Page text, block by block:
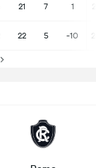
21 7 1
22 5 -10